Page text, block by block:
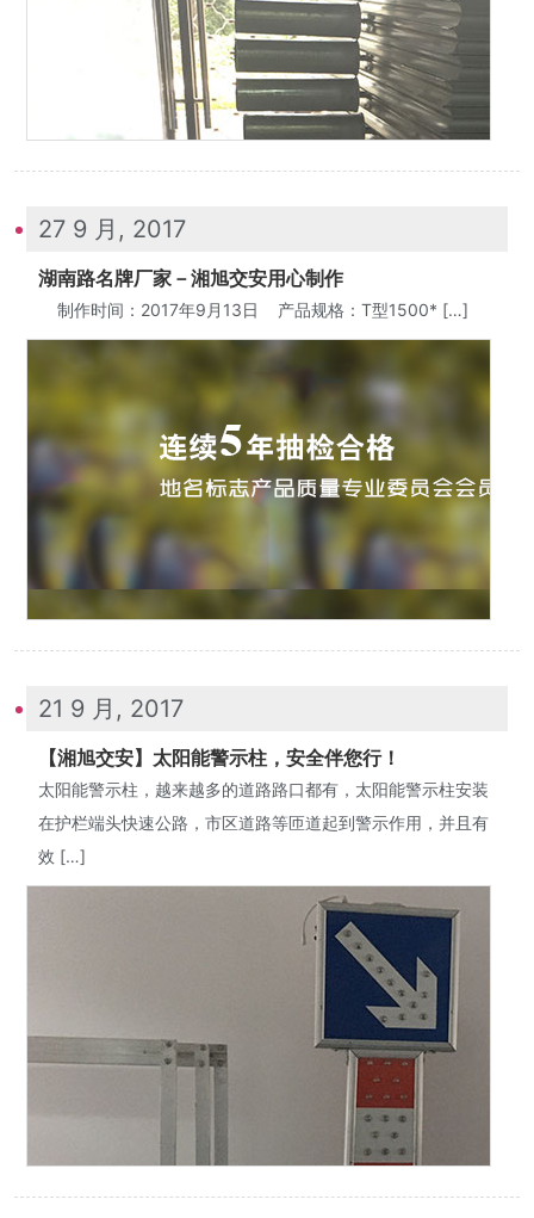
27 9 月, 2017
湖南路名牌厂家－湘旭交安用心制作
制作时间：2017年9月13日 产品规格：T型1500* […]
21 9 月, 2017
【湘旭交安】太阳能警示柱，安全伴您行！
太阳能警示柱，越来越多的道路路口都有，太阳能警示柱安装
在护栏端头快速公路，市区道路等匝道起到警示作用，并且有
效 […]